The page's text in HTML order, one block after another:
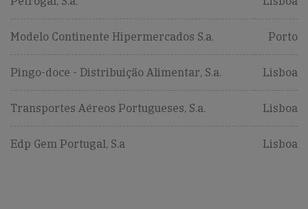
Modelo Continente Hipermercados S.a. Porto
Pingo-doce - Distribuição Alimentar, S.a. Lisboa
Transportes Aéreos Portugueses, S.a. Lisboa
Edp Gem Portugal, S.a Lisboa